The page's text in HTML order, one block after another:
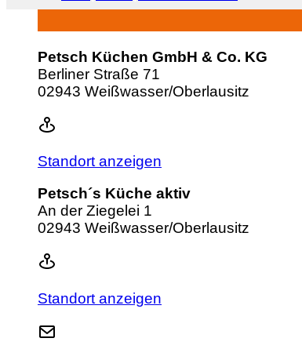
Petsch Küchen GmbH & Co. KG
Berliner Straße 71
02943 Weißwasser/Oberlausitz
Standort anzeigen
Petsch´s Küche aktiv
An der Ziegelei 1
02943 Weißwasser/Oberlausitz
Standort anzeigen